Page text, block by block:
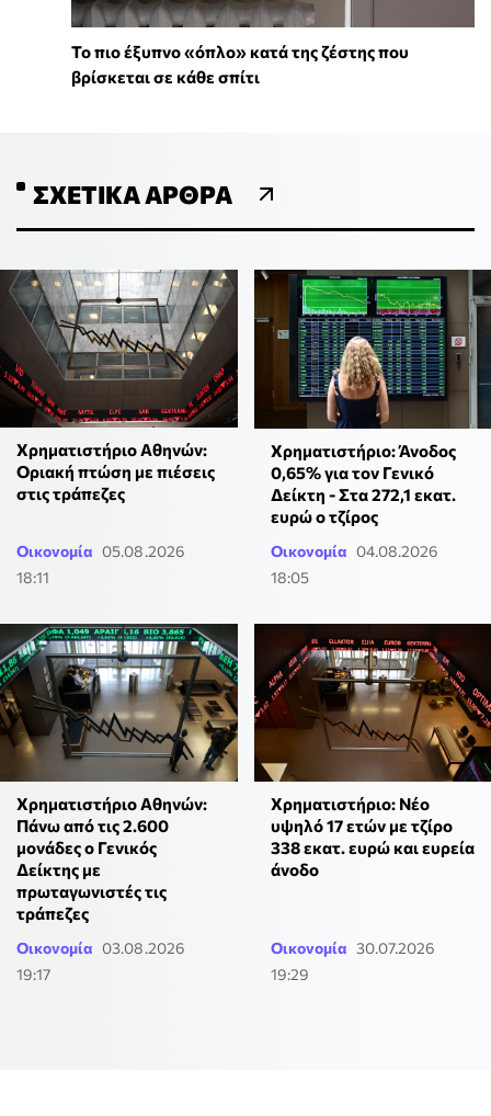
To πιο έξυπνο «όπλο» κατά της ζέστης που
βρίσκεται σε κάθε σπίτι
ΣΧΕΤΙΚΆ ΆΡΘΡΑ
Χρηματιστήριο Αθηνών:
Οριακή πτώση με πιέσεις
στις τράπεζες
Οικονομία 05.08.2026
18:11
Χρηματιστήριο: Άνοδος
0,65% για τον Γενικό
Δείκτη - Στα 272,1 εκατ.
ευρώ ο τζίρος
Οικονομία 04.08.2026
18:05
Χρηματιστήριο Αθηνών:
Πάνω από τις 2.600
μονάδες ο Γενικός
Δείκτης με
πρωταγωνιστές τις
τράπεζες
Οικονομία 03.08.2026
19:17
Χρηματιστήριο: Νέο
υψηλό 17 ετών με τζίρο
338 εκατ. ευρώ και ευρεία
άνοδο
Οικονομία 30.07.2026
19:29